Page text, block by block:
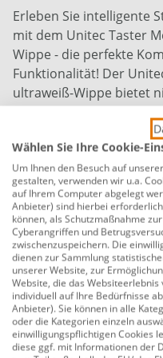
Erleben Sie intelligente
mit dem Unitec Taster
Wippe - die perfekte
Funktionalität! Der
ultraweiß-Wippe bietet
Bereicherung für Ihre
ansprechendes Design
machen ihn zu einem
ultraweißoptik verleiht
Eleganz und Modernität.
fügt sich nahtlos in das
gleichzeitig eine intuitive
Rollläden und mehr.
ultraweiß-Wippe ist
sondern auch ein
Ganz gleich, ob Sie ein
vorhandene Steuerung
Wählen Sie Ihre Cookie-
Um Ihnen den Besuch auf
gestalten, verwenden wir u.a.
auf Ihrem Computer abgelegt
Anbieter) sind hierbei
können, als Schutzmaßnahme
Cyberangriffen und
zwischenzuspeichern. Die
dienen zur Sammlung
unserer Website, zur
Website, die das
individuell auf Ihre Bedürfnisse
Anbieter). Sie können in alle
oder die Kategorien einzeln
einwilligungspflichtigen Cookies
diese ggf. mit Informationen der